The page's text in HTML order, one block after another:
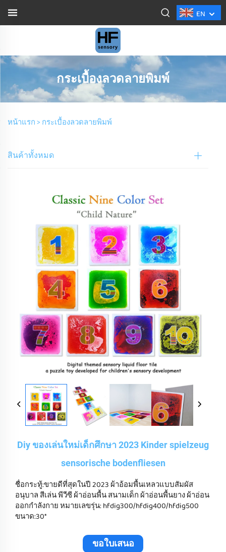
EN
กระเบื้องลวดลายพิมพ์
หน้าแรก > กระเบื้องลวดลายพิมพ์
สินค้าทั้งหมด
Diy ของเล่นใหม่เด็กศึกษา 2023 Kinder spielzeug
sensorische bodenfliesen
ชื่อกระทู้:ขายดีที่สุดในปี 2023 ผ้าอ้อมพื้นเหลวแบบสัมผัส
อนุบาล สีเล่น พีวีซี ผ้าอ่อนพื้น สนามเด็ก ผ้าอ่อนพื้นยาง ผ้าอ่อน
ออกกําลังกาย หมายเลขรุ่น: hfdig300/hfdig400/hfdig500
ขนาด:30*
ขอใบเสนอ